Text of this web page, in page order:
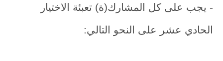
- يجب على كل المشارك(ة) تعبئة الاختيار
الحادي عشر على النحو التالي: